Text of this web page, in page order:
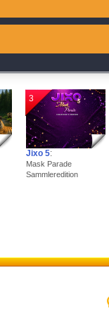
haben, spielten
3
Jixo 5:
Mask Parade
Sammleredition
and communicate